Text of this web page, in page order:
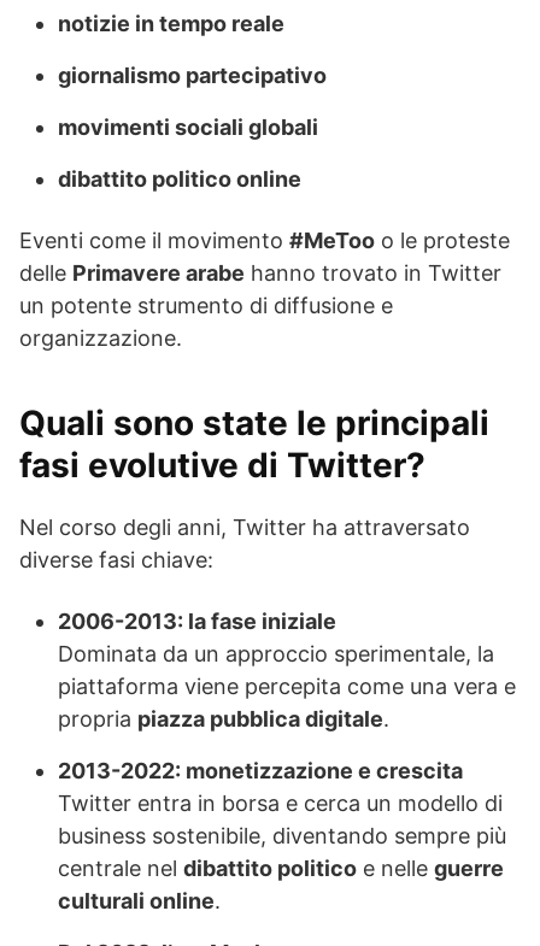
notizie in tempo reale
giornalismo partecipativo
movimenti sociali globali
dibattito politico online
Eventi come il movimento #MeToo o le proteste
delle Primavere arabe hanno trovato in Twitter
un potente strumento di diffusione e
organizzazione.
Quali sono state le principali
fasi evolutive di Twitter?
Nel corso degli anni, Twitter ha attraversato
diverse fasi chiave:
2006-2013: la fase iniziale
Dominata da un approccio sperimentale, la
piattaforma viene percepita come una vera e
propria piazza pubblica digitale.
2013-2022: monetizzazione e crescita
Twitter entra in borsa e cerca un modello di
business sostenibile, diventando sempre più
centrale nel dibattito politico e nelle guerre
culturali online.